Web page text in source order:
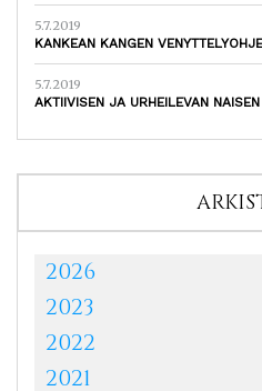
5.7.2019
KANKEAN KANGEN
5.7.2019
AKTIIVISEN JA URHEILEVAN
2026
2023
2022
2021